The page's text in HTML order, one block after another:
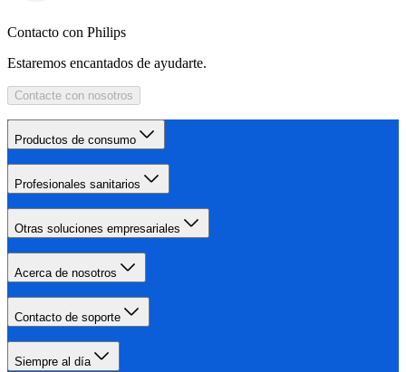
Contacto con Philips
Estaremos encantados de ayudarte.
Contacte con nosotros
Productos de consumo
Profesionales sanitarios
Otras soluciones empresariales
Acerca de nosotros
Contacto de soporte
Siempre al día